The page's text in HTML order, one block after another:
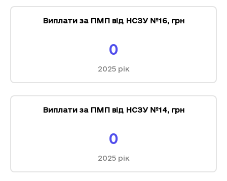
Виплати за ПМП від НСЗУ №16, грн
0
2025рік
Виплати за ПМП від НСЗУ №14, грн
0
2025рік